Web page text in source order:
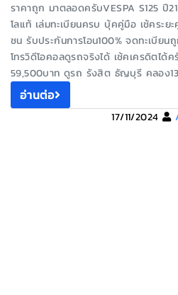
ราคาถูก มาตลอดครับVESPA S125 ปี
โลแท้ เล่มทะเบียนครบ บุ้คคู่มือ เช้คระ
ชน รับประกันการโอน100% จดทะเบีย
โทรวิดีโอคอลดูรถจริงได้ เช้คเครดิตได้
59,500บาท ดูรถ รังสิต ธัญบุรี คลอง13
อ่านต่อ
17/11/2024